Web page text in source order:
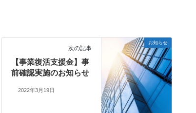
お知らせ
次の記事
【事業復活支援金】事
前確認実施のお知らせ
2022年3月19日